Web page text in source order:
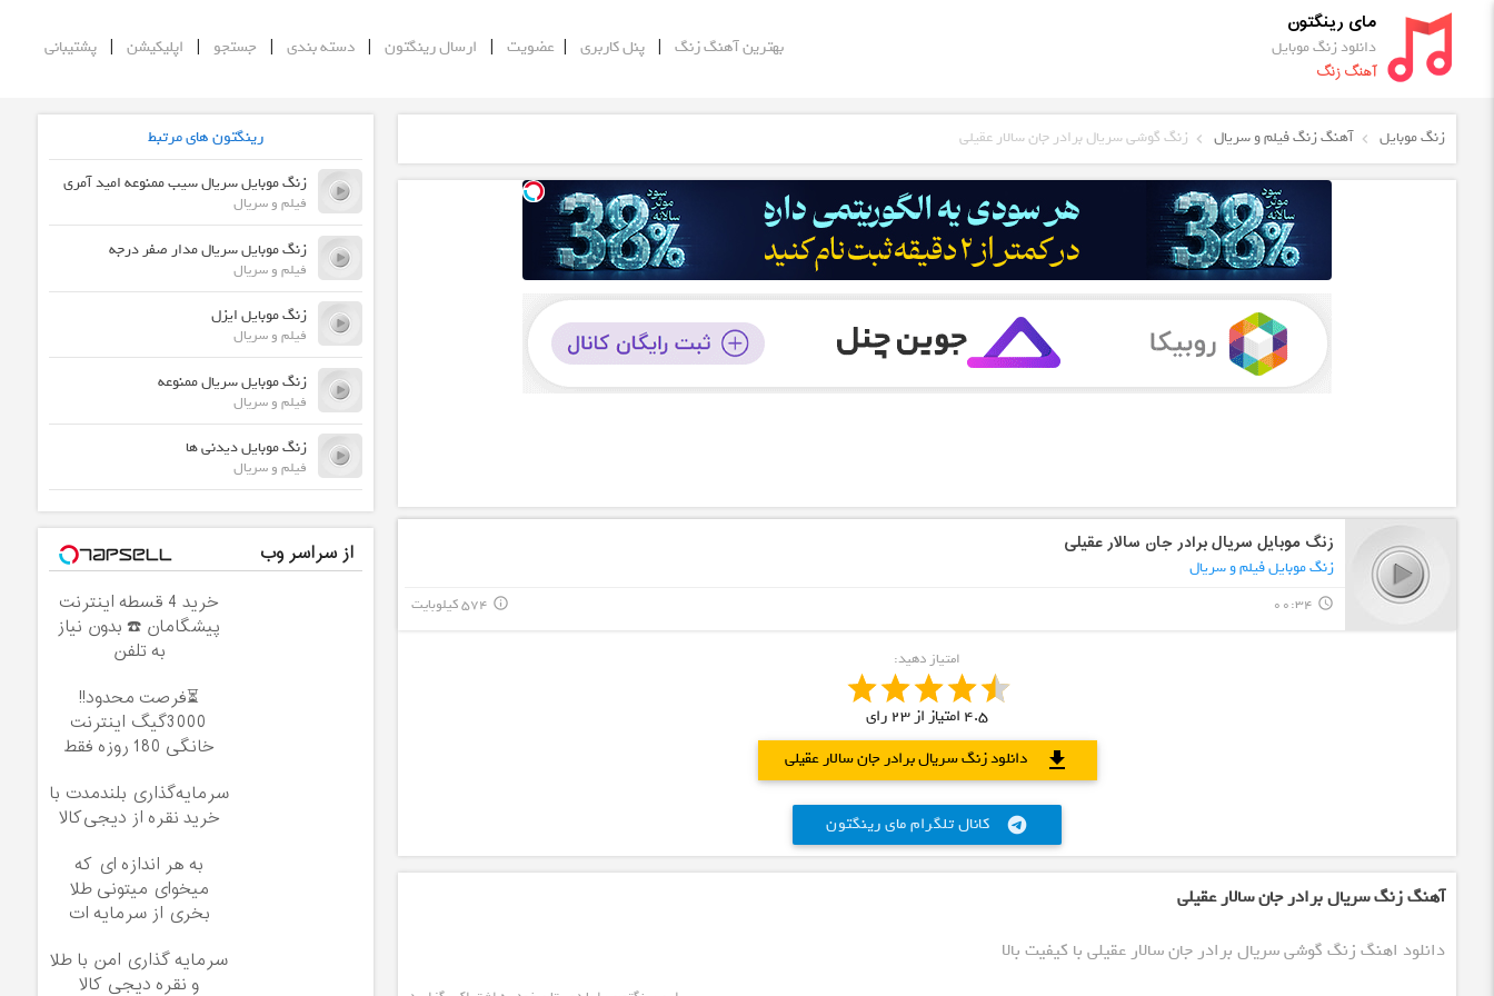
مای رینگتون
دانلود زنگ موبایل
آهنگ زنگ
بهترین آهنگ زنگ |پنل کاربری | عضویت | ارسال رینگتون |دسته بندی | جستجو | اپلیکیشن |پشتیبانی
زنگ موبایل آهنگ زنگ فیلم و سریال زنگ گوشی سریال برادر جان سالار عقیلی
زنگ موبایل سریال برادر جان سالار عقیلی
زنگ موبایل فیلم و سریال
query_builder
00:34 574 کیلوبایت info_outline
امتیاز دهید:
4.5 امتیاز از23 رای
دانلود زنگ سریال برادر جان سالار عقیلی
download
کانال تلگرام مای رینگتون telegram
آهنگ زنگ سریال برادر جان سالار عقیلی
دانلود اهنگ زنگ گوشی سریال برادر جان سالار عقیلی با کیفیت بالا
رینگتون های مرتبط
زنگ موبایل سریال سیب ممنوعه امید آمری
فیلم و سریال
زنگ موبایل سریال مدار صفر درجه
فیلم و سریال
زنگ موبایل ایزل
فیلم و سریال
زنگ موبایل سریال ممنوعه
فیلم و سریال
زنگ موبایل دیدنی ها
فیلم و سریال
از سراسر وب
خرید 4 قسطه اینترنت
پیشگامان ☎️ بدون نیاز
به تلفن
⏳فرصت محدود!!
3000گیگ اینترنت
خانگی 180 روزه فقط
سرمایه‌گذاری بلندمدت با
خرید نقره از دیجی‌کالا
به هر اندازه ای که
میخوای میتونی طلا
بخری از سرمایه ات
سرمایه گذاری امن با طلا
و نقره دیجی کالا